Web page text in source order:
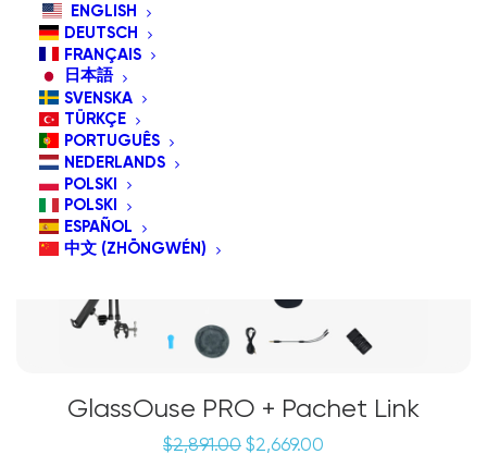
ENGLISH
DEUTSCH
FRANÇAIS
日本語
SVENSKA
TÜRKÇE
PORTUGUÊS
NEDERLANDS
POLSKI
POLSKI
ESPAÑOL
中文 (ZHŌNGWÉN)
REDUCERI!
Pachet special
GlassOuse PRO + Pachet Link
$2,891.00 Prețul
$2,669.00